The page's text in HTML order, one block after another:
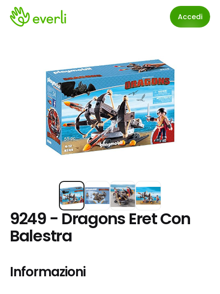
Accedi
9249 - Dragons Eret Con
Balestra
Informazioni